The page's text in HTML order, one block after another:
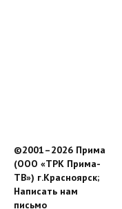
©2001–2026 Прима
(ООО «ТРК Прима-
ТВ») г.Красноярск;
Написать нам
письмо